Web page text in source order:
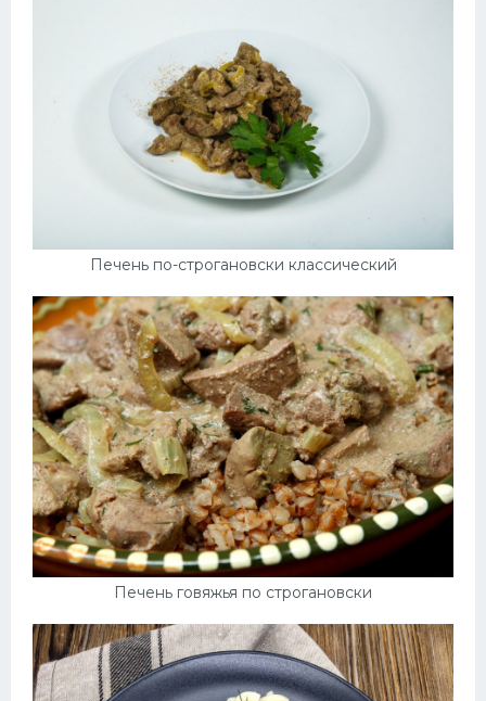
Печень по-строгановски классический
Печень говяжья по строгановски